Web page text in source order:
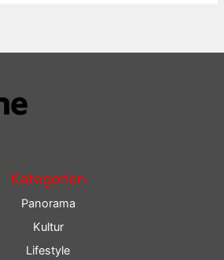
Kategorien
Panorama
Kultur
Lifestyle